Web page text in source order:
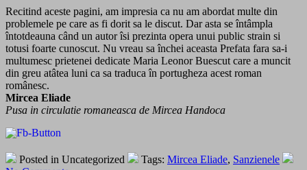
Recitind aceste pagini, am impresia ca nu am abordat multe din
problemele pe care as fi dorit sa le discut. Dar asta se întâmpla
întotdeauna când un autor îsi prezinta opera unui public strain si
totusi foarte cunoscut. Nu vreau sa închei aceasta Prefata fara sa-i
multumesc prietenei dedicate Maria Leonor Buescut care a muncit
din greu atâtea luni ca sa traduca în portugheza acest roman
românesc.
Mircea Eliade
Pusa in circulatie romaneasca de Mircea Handoca
Posted in Uncategorized Tags: Mircea Eliade, Sanzienele